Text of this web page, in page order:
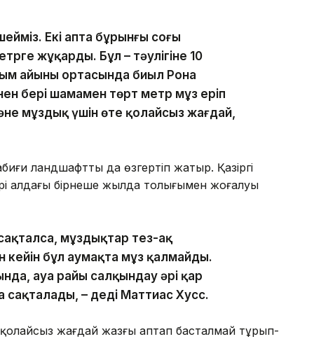
Екі апта бұрынғы соңғы
жұқарды. Бұл – тәулігіне 10
айының ортасында биыл Рона
бері шамамен төрт метр мұз еріп
мұздық үшін өте қолайсыз жағдай,
ландшафтты да өзгертіп жатыр. Қазіргі
алдағы бірнеше жылда толығымен жоғалуы
мұздықтар тез-ақ
кейін бұл аумақта мұз қалмайды.
ауа райы салқындау әрі қар
сақталады, – деді Маттиас Хусс.
жағдай жазғы аптап басталмай тұрып-